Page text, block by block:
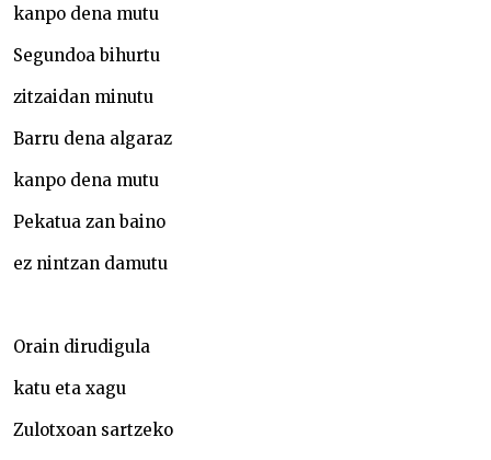
kanpo dena mutu
Segundoa bihurtu
zitzaidan minutu
Barru dena algaraz
kanpo dena mutu
Pekatua zan baino
ez nintzan damutu
Orain dirudigula
katu eta xagu
Zulotxoan sartzeko